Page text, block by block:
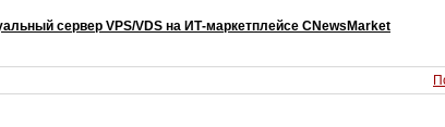
сервер VPS/VDS на ИТ-маркетплейсе CNewsMarket